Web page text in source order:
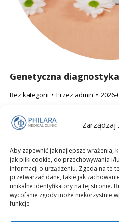
Zarządzaj
Aby zapewnić jak najlepsze wrażenia,
jak pliki cookie, do przechowywania i/
informacji o urządzeniu. Zgoda na te
przetwarzać dane, takie jak
unikalne identyfikatory na tej stronie.
wycofanie zgody może niekorzystnie
funkcje.
Genetyczna
Bez kategorii Przez admin 2026-
wątpliwości. Współczesna
oraz jakie jest ryzyko ich
wykonać badania genetyczne po
wynik.